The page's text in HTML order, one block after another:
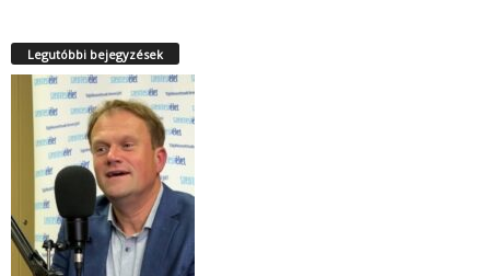
Legutóbbi bejegyzések